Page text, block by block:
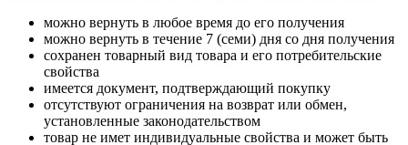
можно вернуть в любое время до его получения
можно вернуть в течение 7 (семи) дня со дня получения
сохранен товарный вид товара и его потребительские
свойства
имеется документ, подтверждающий покупку
отсутствуют ограничения на возврат или обмен,
установленные законодательством
товар не имет индивидуальные свойства и может быть